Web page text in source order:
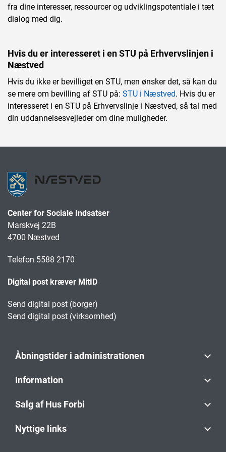
fra dine interesser, ressourcer og udviklingspotentiale i tæt
dialog med dig.
Hvis du er interesseret i en STU på Erhvervslinjen i
Næstved
Hvis du ikke er bevilliget en STU, men ønsker det, så kan du
se mere om bevilling af STU på: STU i Næstved. Hvis du er
interesseret i en STU på Erhvervslinje i Næstved, så tal med
din uddannelsesvejleder om dine muligheder.
Center for Sociale Indsatser
Marskvej 22B
4700 Næstved
Telefon 5588 2170
Digital post kræver MitID
Send digital post (borger)
Send digital post (virksomhed)
Åbningstider i administrationen
Information
Salg af Hus Forbi
Nyttige links